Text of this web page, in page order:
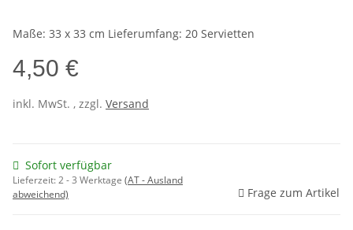
Maße: 33 x 33 cm Lieferumfang: 20 Servietten
4,50 €
inkl. MwSt. , zzgl. Versand
Sofort verfügbar
Lieferzeit:2 - 3 Werktage (AT - Ausland
abweichend)
Frage zum Artikel